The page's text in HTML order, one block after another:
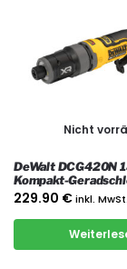
Nicht
DeWalt DCG420N
Kompakt-
das Gerät
229.90 €inkl. MwSt.